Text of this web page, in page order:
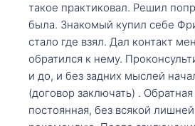
такое практиковал. Решил
была. Знакомый купил себе
стало где взял. Дал контакт
обратился к нему.
и до, и без задних мыслей
(договор заключать) .
постоянная, без всякой